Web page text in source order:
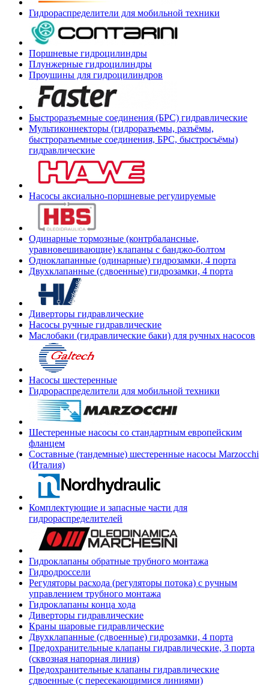
Гидрораспределители для мобильной техники
Поршневые гидроцилиндры
Плунжерные гидроцилиндры
Проушины для гидроцилиндров
Быстроразъемные соединения (БРС) гидравлические
Мультиконнекторы (гидроразъемы, разъёмы,
быстроразъемные соединения, БРС, быстросъёмы)
гидравлические
Насосы аксиально-поршневые регулируемые
Одинарные тормозные (контрбалансные,
уравновешивающие) клапаны с банджо-болтом
Одноклапанные (одинарные) гидрозамки, 4 порта
Двухклапанные (сдвоенные) гидрозамки, 4 порта
Диверторы гидравлические
Насосы ручные гидравлические
Маслобаки (гидравлические баки) для ручных насосов
Насосы шестеренные
Гидрораспределители для мобильной техники
Шестеренные насосы со стандартным европейским
фланцем
Составные (тандемные) шестеренные насосы Marzocchi
(Италия)
Комплектующие и запасные части для
гидрораспределителей
Гидроклапаны обратные трубного монтажа
Гидродроссели
Регуляторы расхода (регуляторы потока) с ручным
управлением трубного монтажа
Гидроклапаны конца хода
Диверторы гидравлические
Краны шаровые гидравлические
Двухклапанные (сдвоенные) гидрозамки, 4 порта
Предохранительные клапаны гидравлические, 3 порта
(сквозная напорная линия)
Предохранительные клапаны гидравлические
сдвоенные (с пересекающимися линиями)